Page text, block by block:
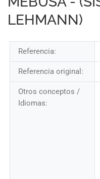
LEHMANN)
Referencia:
Referencia original:
Otros conceptos /
Idiomas: